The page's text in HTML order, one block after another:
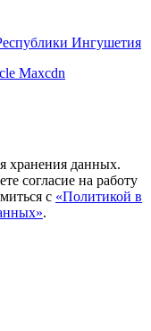
Ингушетия
Maxcdn
хранения данных.
согласие на работу
с «Политикой в
.